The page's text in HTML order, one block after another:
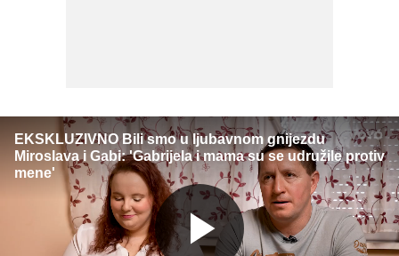
EKSKLUZIVNO Bili smo u ljubavnom gnijezdu
Miroslava i Gabi: 'Gabrijela i mama su se udružile protiv
mene'